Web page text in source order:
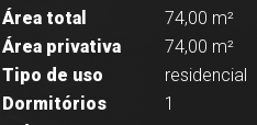
Área total
74,00 m²
Área privativa
74,00 m²
Tipo de uso
residencial
Dormitórios
1